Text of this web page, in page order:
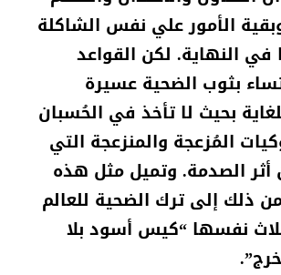
الأمور علي نفس الشاكلة
في النهاية. لكن القواعد
بثوب الضحية عسيرة
بحيث لا تأخذ في الحُسبان
المُزعجة والمنزعجة التي
أثر الصدمة. وتميل مثل هذه
ذلك إلى ترك الضحية للعالم
نفسها “كيس أسود بلا